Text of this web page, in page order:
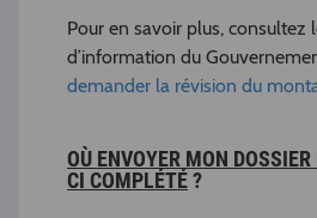
Pour en savoir plus, consultez
d’information du
demander la révision du
OÙ ENVOYER MON
CI COMPLÉTÉ?